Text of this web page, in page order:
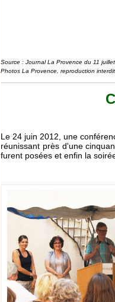
Source : Journal La Provence du 11
Photos La Provence, reproduction
Le 24 juin 2012, une
réunissant près d'une
furent posées et enfin la